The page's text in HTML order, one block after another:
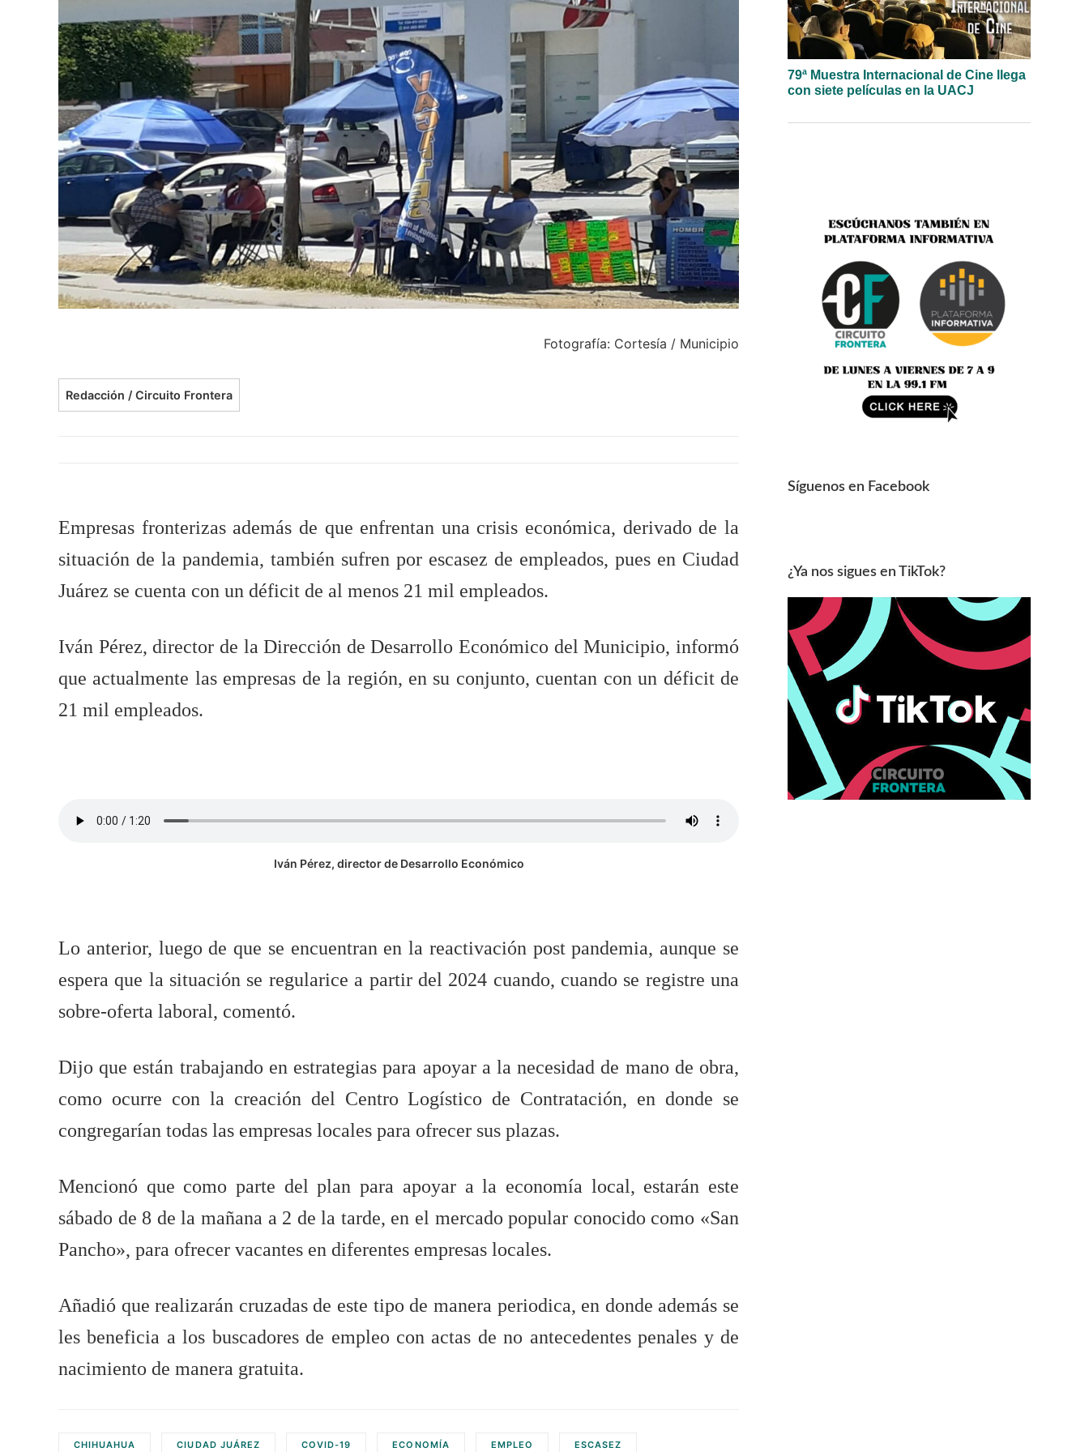
Fotografía: Cortesía / Municipio
Redacción / Circuito Frontera
Empresas fronterizas además de que enfrentan una crisis económica, derivado de la
situación de la pandemia, también sufren por escasez de empleados, pues en Ciudad
Juárez se cuenta con un déficit de al menos 21 mil empleados.
Iván Pérez, director de la Dirección de Desarrollo Económico del Municipio, informó
que actualmente las empresas de la región, en su conjunto, cuentan con un déficit de
21 mil empleados.
Iván Pérez, director de Desarrollo Económico
Lo anterior, luego de que se encuentran en la reactivación post pandemia, aunque se
espera que la situación se regularice a partir del 2024 cuando, cuando se registre una
sobre-oferta laboral, comentó.
Dijo que están trabajando en estrategias para apoyar a la necesidad de mano de obra,
como ocurre con la creación del Centro Logístico de Contratación, en donde se
congregarían todas las empresas locales para ofrecer sus plazas.
Mencionó que como parte del plan para apoyar a la economía local, estarán este
sábado de 8 de la mañana a 2 de la tarde, en el mercado popular conocido como «San
Pancho», para ofrecer vacantes en diferentes empresas locales.
Añadió que realizarán cruzadas de este tipo de manera periodica, en donde además se
les beneficia a los buscadores de empleo con actas de no antecedentes penales y de
nacimiento de manera gratuita.
CHIHUAHUA CIUDAD JUÁREZ COVID-19 ECONOMÍA EMPLEO ESCASEZ
79ª Muestra Internacional de Cine llega
con siete películas en la UACJ
Síguenos en Facebook
¿Ya nos sigues en TikTok?